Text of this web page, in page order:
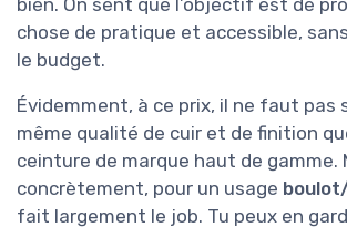
chose de pratique et accessible,
le budget.
Évidemment, à ce prix, il ne faut pas
même qualité de cuir et de finition
ceinture de marque haut de gamme.
concrètement, pour un usage
fait largement le job. Tu peux en